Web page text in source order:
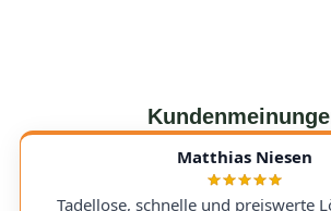
Matthias Niesen
Tadellose, schnelle und preiswerte